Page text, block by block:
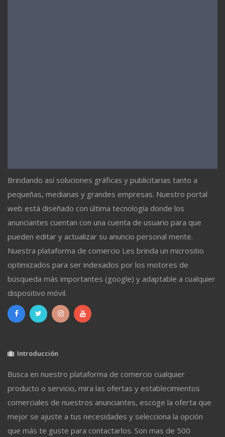
Brindando así soluciones gráficas y publicitarias tanto a
pequeñas, medianas y grandes empresas. Nuestro portal
web está diseñado con última tecnología donde los
anunciantes cuentan con una cuenta de usuario para que
pueden editar y actualizar su anuncio personal mente.
Nuestra plataforma de comercio Les brinda un micrositio
optimizados para ser indexados por los motores de
búsqueda más importantes (google) y adaptable a cualquier
dispositivo móvil.
Introducción
Busca en nuestro plataforma de comercio cualquier
producto o servicio, mira las ofertas y establecimientos
comerciales de nuestros anunciantes, escoge la oferta que
mejor se ajuste a tus necesidades y selecciona la opción
que más te guste para contactarlos. Son mas de 500